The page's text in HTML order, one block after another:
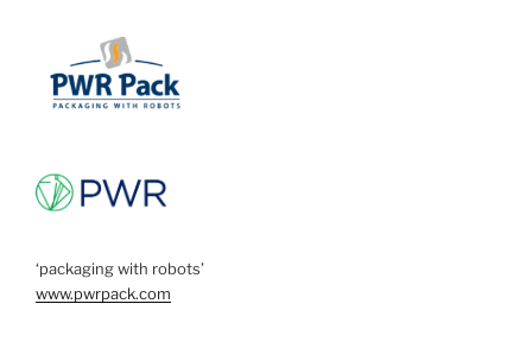
‘packaging with robots’
www.pwrpack.com